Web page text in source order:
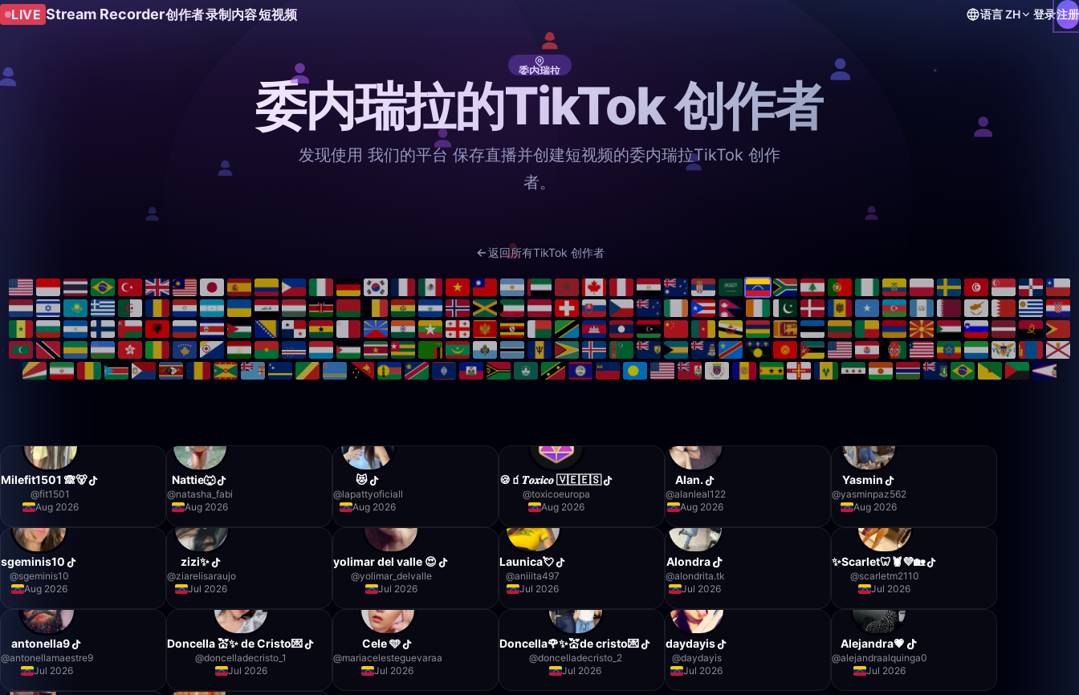
LIVE Stream Recorder创作者录制内容短视频 语言ZH 登录注册
委内瑞拉
委内瑞拉的TikTok 创作者
发现使用 我们的平台 保存直播并创建短视频的委内瑞拉TikTok 创作
者。
返回所有TikTok 创作者
Milefit1501 🙈🐻
@fit1501
Aug 2026
Nattie🐺
@natasha_fabi
Aug 2026
😻
@lapattyoficiall
Aug 2026
🍪🧃𝑻𝒐𝒙𝒊𝒄𝒐 🇻🇪🇪🇸
@toxicoeuropa
Aug 2026
Alan.
@alanleal122
Aug 2026
Yasmin
@yasminpaz562
Aug 2026
sgeminis10
@sgeminis10
Aug 2026
zizi✨
@ziarelisaraujo
Jul 2026
yolimar del valle 😍
@yolimar_delvalle
Jul 2026
Launica💘
@aniiita497
Jul 2026
Alondra
@alondrita.tk
Jul 2026
✨Scarlet🦷🦞💜🏡
@scarletm2110
Jul 2026
antonella9
@antonellamaestre9
Jul 2026
Doncella 💒✨️ de Cristo💌
@doncelladecristo_1
Jul 2026
Cele 🩵
@mariacelesteguevaraa
Jul 2026
Doncella🌹✨️💒de cristo💌
@doncelladecristo_2
Jul 2026
daydayis
@daydayis
Jul 2026
Alejandra💗
@alejandraalquinga0
Jul 2026